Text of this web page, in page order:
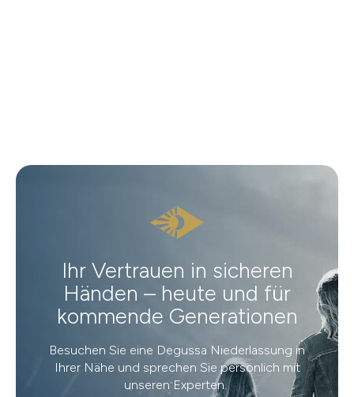
Ihr Vertrauen in sicheren
Händen – heute und für
kommende Generationen
Besuchen Sie eine Degussa Niederlassung in
Ihrer Nähe und sprechen Sie persönlich mit
unseren Experten.